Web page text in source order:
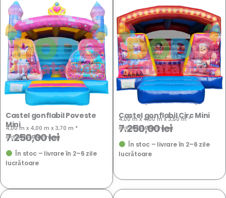
Castel gonflabil Poveste
Mini
4,00 m x 4,00 m x 3,70 m *
7.250,00lei
include TVA 21%
· fărătransport
În stoc – livrare în 2–6 zile
lucrătoare
Castel gonflabil Circ Mini
4,00 m x 4,00 m x 3,50 m *
7.250,00lei
include TVA 21%
· fărătransport
În stoc – livrare în 2–6 zile
lucrătoare